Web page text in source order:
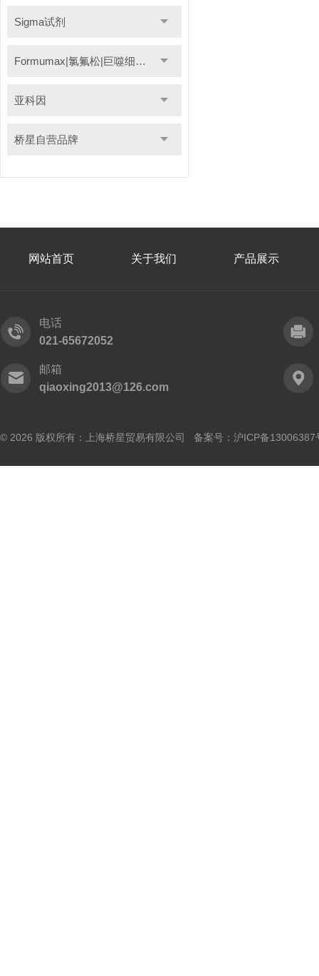
Sigma试剂
Formumax|氯氟松|巨噬细胞清除剂
亚科因
桥星自营品牌
网站首页 关于我们 产品展示
电话
021-65672052
邮箱
qiaoxing2013@126.com
© 2026 版权所有：上海桥星贸易有限公司 备案号： 沪ICP备13006387